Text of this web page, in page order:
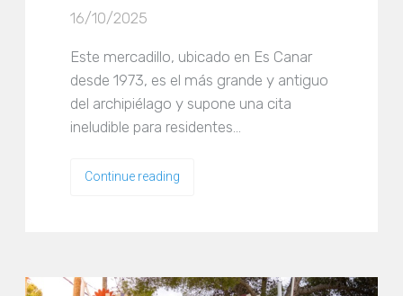
16/10/2025
Este mercadillo, ubicado en Es Canar
desde 1973, es el más grande y antiguo
del archipiélago y supone una cita
ineludible para residentes…
Continue reading